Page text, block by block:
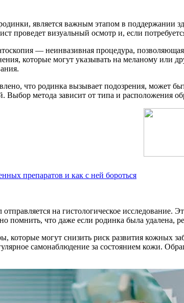
является важным этапом в поддержании
проведет визуальный осмотр и, если
— неинвазивная процедура,
которые могут указывать на меланому или
что родинка вызывает подозрения, может
метода зависит от типа и расположения
препаратов и как с ней бороться
на гистологическое исследование.
помнить, что даже если родинка была удалена,
которые могут снизить риск развития кожных
самонаблюдение за состоянием кожи.